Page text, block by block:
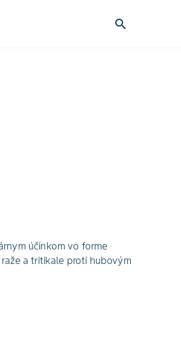
search
účinkom vo forme
a tritikale proti hubovým